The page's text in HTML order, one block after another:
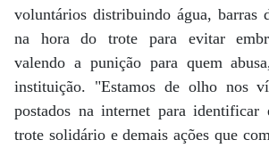
voluntários distribuindo água, barras
na hora do trote para evitar
valendo a punição para quem
instituição. "Estamos de olho nos
postados na internet para identificar
trote solidário e demais ações que